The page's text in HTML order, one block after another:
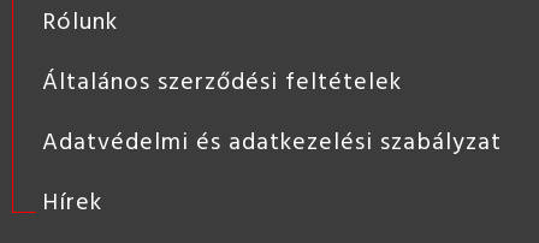
Rólunk
Általános szerződési feltételek
Adatvédelmi és adatkezelési szabályzat
Hírek